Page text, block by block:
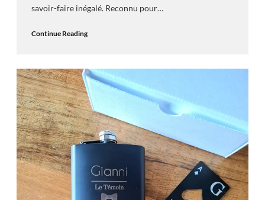
savoir-faire inégalé. Reconnu pour…
Continue Reading